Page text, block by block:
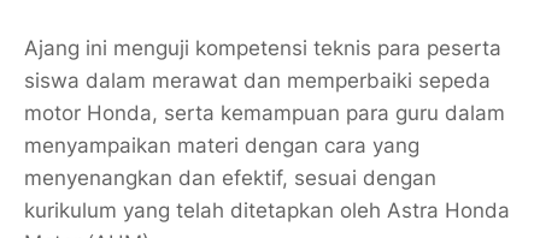
Ajang ini menguji kompetensi teknis para peserta
siswa dalam merawat dan memperbaiki sepeda
motor Honda, serta kemampuan para guru dalam
menyampaikan materi dengan cara yang
menyenangkan dan efektif, sesuai dengan
kurikulum yang telah ditetapkan oleh Astra Honda